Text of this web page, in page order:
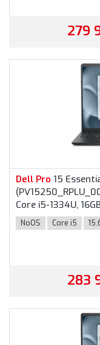
279
Dell Pro 15
Core i5-1334U,
billentyűzet,
Fekete színben
NoOS Core i5
283